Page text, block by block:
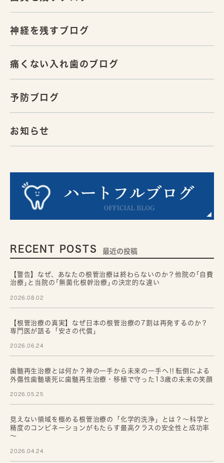
神経を残すブログ
痛くない入れ歯のブログ
予防ブログ
お知らせ
RECENT POSTS 最近の投稿
【警告】なぜ、あなたの根管治療は終わらないのか？他院の｢自費
治療｣と当院の｢無菌化根幹治療｣の決定的な違い
2026.08.02
【根管治療の真実】なぜ日本の根管治療の7割は再発するのか？
専門医が語る「安さの代償」
2026.06.24
歯髄再生治療とは何か？神の一手から未来の一手へ‼転倒による
外傷性歯髄壊死に歯髄再生治療・移植で守った13歳の未来の笑顔
2026.05.25
見えない領域を極める根管治療の「化学的洗浄」とは？～科学と
精度のコンビネーションがもたらす最高クラスの安全性と成功率
～
2026.04.24